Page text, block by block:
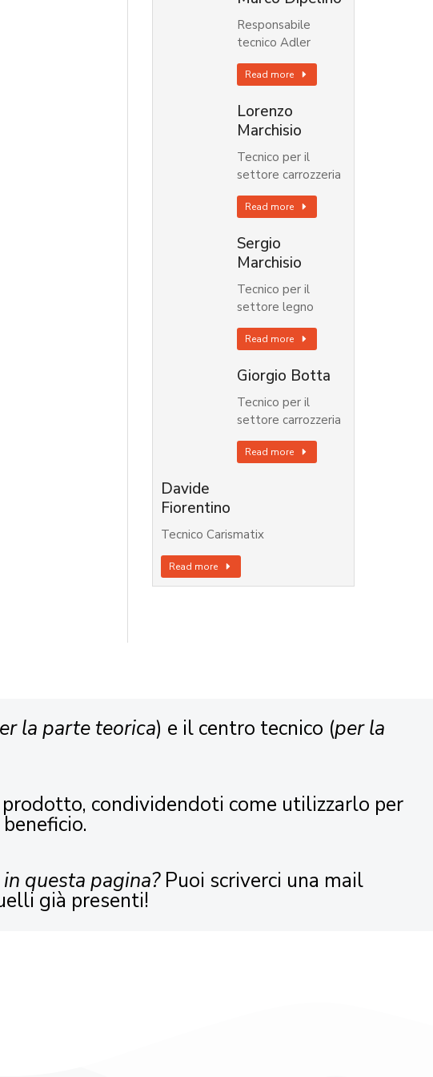
Responsabile
tecnico Adler
Read more
Lorenzo
Marchisio
Tecnico per il
settore carrozzeria
Read more
Sergio
Marchisio
Tecnico per il
settore legno
Read more
Giorgio Botta
Tecnico per il
settore carrozzeria
Read more
Davide
Fiorentino
Tecnico Carismatix
Read more
la parte teorica) e il centro tecnico (per la
condividendoti come utilizzarlo per
questa pagina?Puoi scriverci una mail
già presenti!